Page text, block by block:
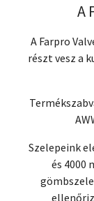
A
A Farpro
részt vesz a
Szelepeink
és 4000